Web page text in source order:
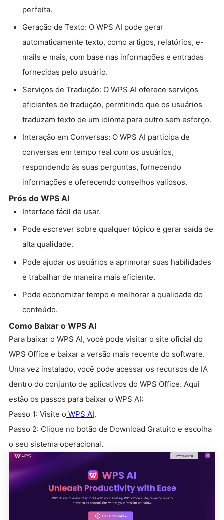
perfeita.
Geração de Texto: O WPS AI pode gerar
automaticamente texto, como artigos, relatórios, e-
mails e mais, com base nas informações e entradas
fornecidas pelo usuário.
Serviços de Tradução: O WPS AI oferece serviços
eficientes de tradução, permitindo que os usuários
traduzam texto de um idioma para outro sem esforço.
Interação em Conversas: O WPS AI participa de
conversas em tempo real com os usuários,
respondendo às suas perguntas, fornecendo
informações e oferecendo conselhos valiosos.
Prós do WPS AI
Interface fácil de usar.
Pode escrever sobre qualquer tópico e gerar saída de
alta qualidade.
Pode ajudar os usuários a aprimorar suas habilidades
e trabalhar de maneira mais eficiente.
Pode economizar tempo e melhorar a qualidade do
conteúdo.
Como Baixar o WPS AI
Para baixar o WPS AI, você pode visitar o site oficial do
WPS Office e baixar a versão mais recente do software.
Uma vez instalado, você pode acessar os recursos de IA
dentro do conjunto de aplicativos do WPS Office. Aqui
estão os passos para baixar o WPS AI:
Passo 1: Visite o WPS AI.
Passo 2: Clique no botão de Download Gratuito e escolha
o seu sistema operacional.